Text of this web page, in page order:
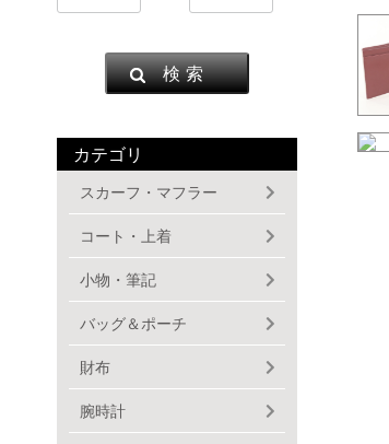
検 索
カテゴリ
スカーフ・マフラー
コート・上着
小物・筆記
バッグ＆ポーチ
財布
腕時計